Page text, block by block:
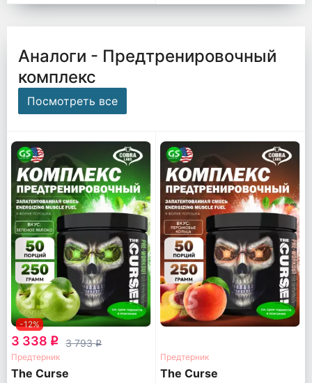
Аналоги - Предтренировочный
комплекс
Посмотреть все
-12%
3 338 q 3 793q
Предтерник
The Curse
Предтерник
The Curse